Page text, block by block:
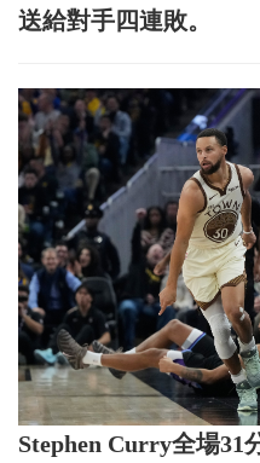
送給對手四連敗。
Stephen Curry全場31